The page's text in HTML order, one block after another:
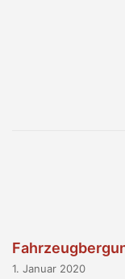
1. Januar 2020